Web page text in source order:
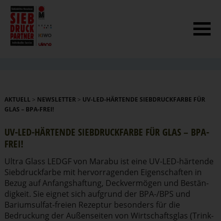
AKTUELL > NEWSLETTER > UV-LED-HÄRTENDE SIEBDRUCKFARBE FÜR
GLAS – BPA-FREI!
UV-LED-HÄRTENDE SIEBDRUCK­FARBE FÜR GLAS – BPA-
FREI!
Ultra Glass LEDGF von Marabu ist eine UV-LED-härtende
Siebdruck­farbe mit hervor­ra­genden Eigen­schaften in
Bezug auf Anfangs­haftung, Deckver­mögen und Bestän­
digkeit. Sie eignet sich aufgrund der BPA-/BPS und
Barium­sulfat-freien Rezeptur besonders für die
Bedruckung der Außenseiten von Wirtschaftsglas (Trink­